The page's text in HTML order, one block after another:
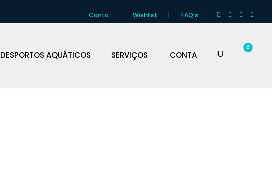
Conta Wishlist FAQ’s
DESPORTOS AQUÁTICOS SERVIÇOS CONTA
0